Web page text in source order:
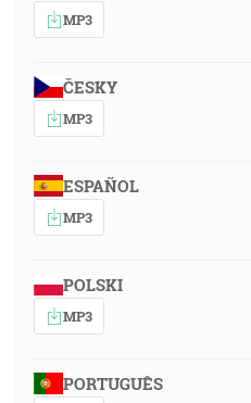
MP3
ČESKY
MP3
ESPAÑOL
MP3
POLSKI
MP3
PORTUGUÊS